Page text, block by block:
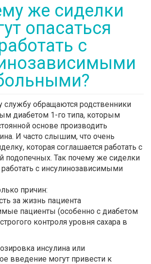
же сиделки
опасаться
с
службу обращаются родственники
диабетом 1-го типа, которым
основе производить
И часто слышим, что очень
которая соглашается работать с
подопечных. Так почему же сиделки
работать с инсулинозависимыми
причин:
за жизнь пациента
пациенты (особенно с диабетом
контроля уровня сахара в
инсулина или
введение могут привести к